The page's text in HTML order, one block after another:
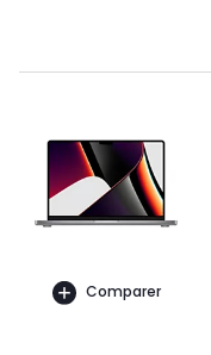
Comparer